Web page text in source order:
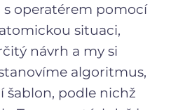
s operatérem pomocí
situaci,
návrh a my si
algoritmus,
šablon, podle nichž